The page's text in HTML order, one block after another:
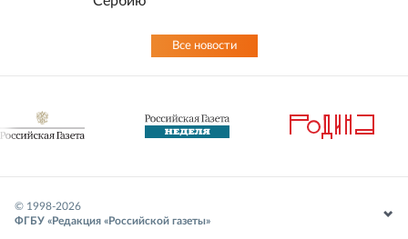
Все новости
© 1998-2026
ФГБУ «Редакция «Российской газеты»